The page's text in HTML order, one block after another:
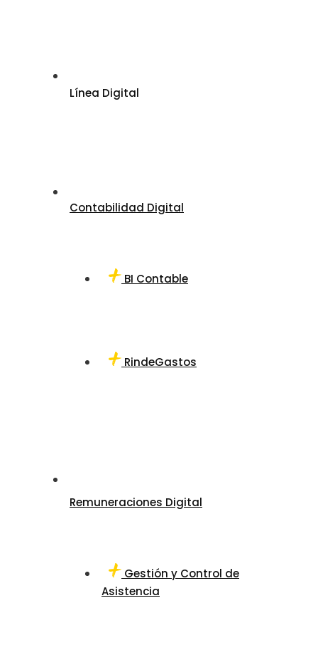
Línea Digital
Contabilidad Digital
BI Contable
RindeGastos
Remuneraciones Digital
Gestión y Control de
Asistencia